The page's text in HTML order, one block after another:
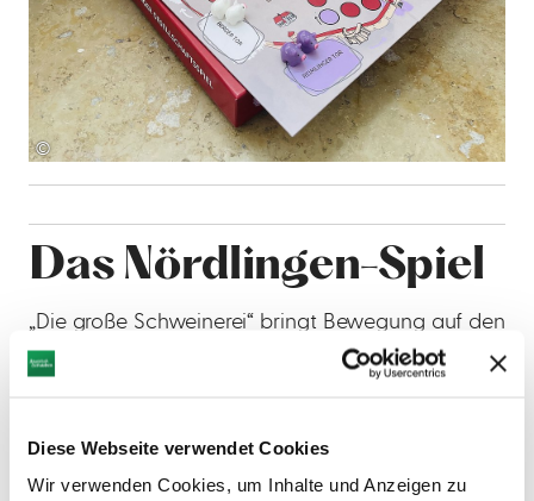
Diese Webseite verwendet Cookies
Wir verwenden Cookies, um Inhalte und Anzeigen zu
©
Das Nördlingen-Spiel
„Die große Schweinerei“ bringt Bewegung auf den
Spieltisch – und ist längst so beliebt, dass es
bereits in die zweite Auflage gegangen ist. Los
deine Schweinchen Richtung Marktplatz. Doch
Vorsicht – ist ein Feld schon besetzt, heißt es